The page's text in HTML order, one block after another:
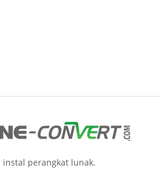
instal perangkat lunak.